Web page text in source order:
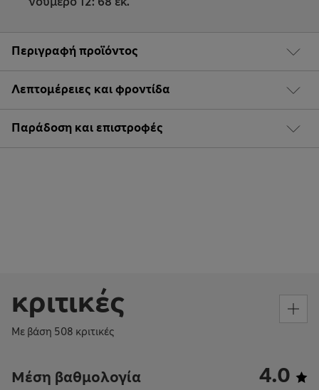
Περιγραφή προϊόντος
Λεπτομέρειες και φροντίδα
Παράδοση και επιστροφές
κριτικές
Με βάση 508 κριτικές
Μέση βαθμολογία 4.0